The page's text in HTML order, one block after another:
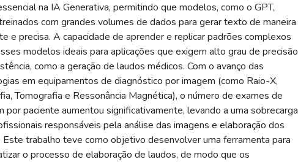
na IA Generativa, permitindo que modelos, como o GPT,
com grandes volumes de dados para gerar texto de maneira
e precisa. A capacidade de aprender e replicar padrões complexos
modelos ideais para aplicações que exigem alto grau de precisão
como a geração de laudos médicos. Com o avanço das
em equipamentos de diagnóstico por imagem (como Raio-X,
Tomografia e Ressonância Magnética), o número de exames de
por paciente aumentou significativamente, levando a uma sobrecarga
responsáveis pela análise das imagens e elaboração dos
Este trabalho teve como objetivo desenvolver uma ferramenta para
o processo de elaboração de laudos, de modo que os